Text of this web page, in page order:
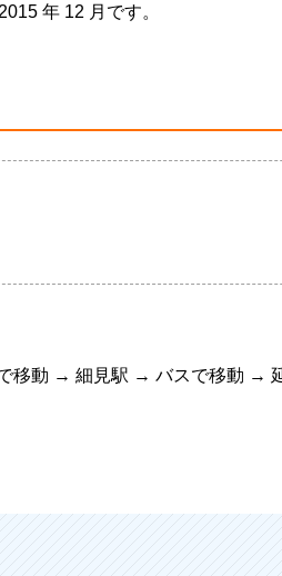
年 12 月です。
移動 → 細見駅 → バスで移動 →